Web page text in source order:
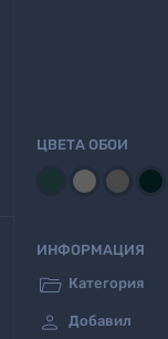
ЦВЕТА ОБОИ
ИНФОРМАЦИЯ
 Категория
 Добавил